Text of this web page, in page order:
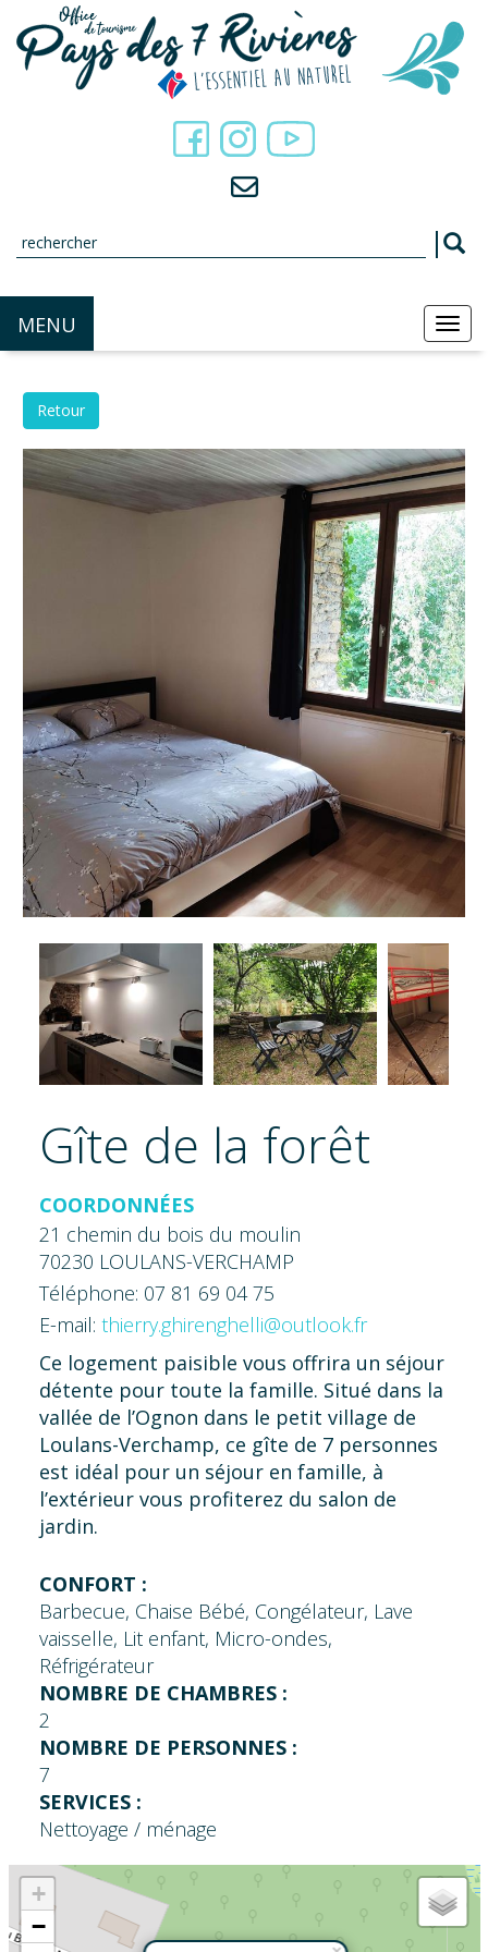
MENU
Retour
Gîte de la forêt
COORDONNÉES
21 chemin du bois du moulin
70230 LOULANS-VERCHAMP
Téléphone: 07 81 69 04 75
E-mail: thierry.ghirenghelli@outlook.fr
Ce logement paisible vous offrira un séjour
détente pour toute la famille. Situé dans la
vallée de l’Ognon dans le petit village de
Loulans-Verchamp, ce gîte de 7 personnes
est idéal pour un séjour en famille, à
l’extérieur vous profiterez du salon de
jardin.
CONFORT :
Barbecue, Chaise Bébé, Congélateur, Lave
vaisselle, Lit enfant, Micro-ondes,
Réfrigérateur
NOMBRE DE CHAMBRES :
2
NOMBRE DE PERSONNES :
7
SERVICES :
Nettoyage / ménage
+
−
Panneau de gestion des cookies